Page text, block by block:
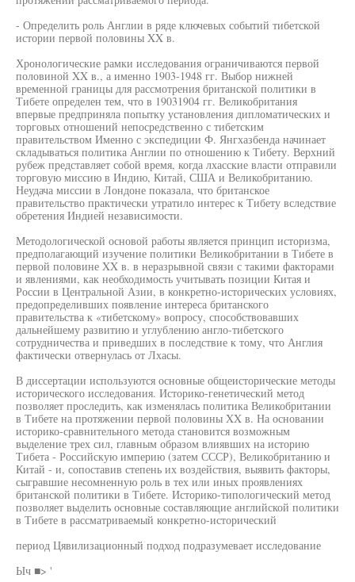
- Определить роль Англии в ряде ключевых событий тибетской
истории первой половины XX в.
Хронологические рамки исследования ограничиваются первой
половиной XX в., а именно 1903-1948 гг. Выбор нижней
временной границы для рассмотрения британской политики в
Тибете определен тем, что в 19031904 гг. Великобритания
впервые предприняла попытку установления дипломатических и
торговых отношений непосредственно с тибетским
правительством Именно с экспедиции Ф. Янгхазбенда начинает
складываться политика Англии по отношению к Тибету. Верхний
рубеж представляет собой время, когда лхасские власти отправили
торговую миссию в Индию, Китай, США и Великобританию.
Неудача миссии в Лондоне показала, что британское
правительство практически утратило интерес к Тибету вследствие
обретения Индией независимости.
Методологической основой работы является принцип историзма,
предполагающий изучение политики Великобритании в Тибете в
первой половине XX в. в неразрывной связи с такими факторами
и явлениями, как необходимость учитывать позиции Китая и
России в Центральной Азии, в конкретно-исторических условиях,
предопределивших появление интереса британского
правительства к «тибетскому» вопросу, способствовавших
дальнейшему развитию и углублению англо-тибетского
сотрудничества и приведших в последствие к тому, что Англия
фактически отвернулась от Лхасы.
В диссертации используются основные общеисторические методы
исторического исследования. Историко-генетический метод
позволяет проследить, как изменялась политика Великобритании
в Тибете на протяжении первой половины XX в. На основании
историко-сравнительного метода становится возможным
выделение трех сил, главным образом влиявших на историю
Тибета - Российскую империю (затем СССР), Великобританию и
Китай - и, сопоставив степень их воздействия, выявить факторы,
сыгравшие несомненную роль в тех или иных проявлениях
британской политики в Тибете. Историко-типологический метод
позволяет выделить основные составляющие английской политики
в Тибете в рассматриваемый конкретно-исторический
период Цявилизационный подход подразумевает исследование
Ыч ■> '